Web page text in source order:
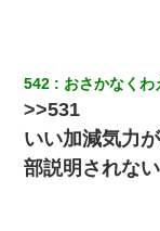
の？」→
私『貯金貯まった
帯住宅にした。そ
っ」私『使った貯
542 おさかなくわ
>>531
いい加減気力
部説明されな